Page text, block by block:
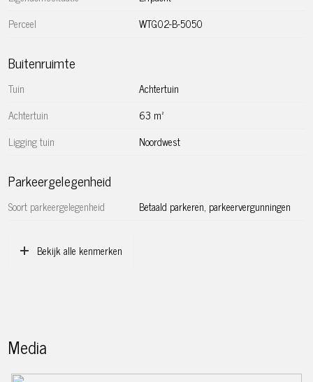
– Eeuwigdurende erfpacht na 01-03-2053 afgekocht
– Oplevering in overleg, kan snel plaatsvinden
Perceel
WTG02-B-5050
Buitenruimte
Tuin
Achtertuin
Achtertuin
63 m²
Ligging tuin
Noordwest
Parkeergelegenheid
Soort parkeergelegenheid Betaald parkeren, parkeervergunningen
Bekijk alle kenmerken
Media